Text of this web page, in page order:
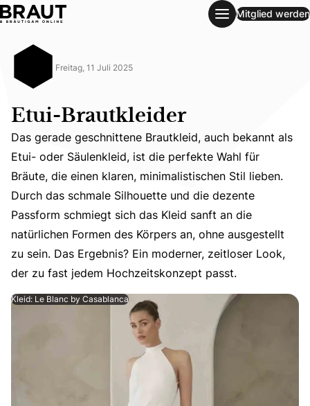
Mitglied werden
Freitag, 11 Juli 2025
Etui-Brautkleider
Das gerade geschnittene Brautkleid, auch bekannt als
Das gerade geschnittene Brautkleid, auch bekannt als
Etui- oder Säulenkleid, ist die perfekte Wahl für
Bräute, die einen klaren, minimalistischen Stil lieben.
Durch das schmale Silhouette und die dezente
Passform schmiegt sich das Kleid sanft an die
natürlichen Formen des Körpers an, ohne ausgestellt
zu sein. Das Ergebnis? Ein moderner, zeitloser Look,
der zu fast jedem Hochzeitskonzept passt.
Kleid: Le Blanc by Casablanca